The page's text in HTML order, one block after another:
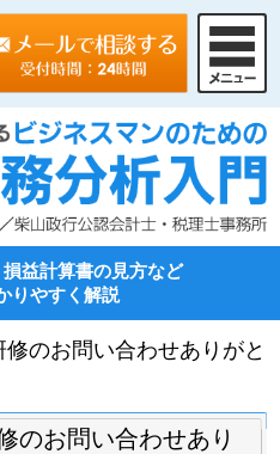
益計算書の見方など
りやすく解説
のお問い合わせありがと
のお問い合わせあり